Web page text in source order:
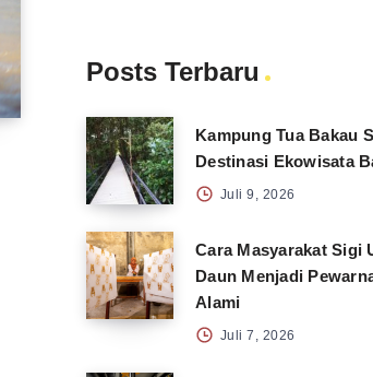
Posts Terbaru
Kampung Tua Bakau
Destinasi Ekowisata
Juli 9, 2026
Cara Masyarakat Sigi
Daun Menjadi
Alami
Juli 7, 2026